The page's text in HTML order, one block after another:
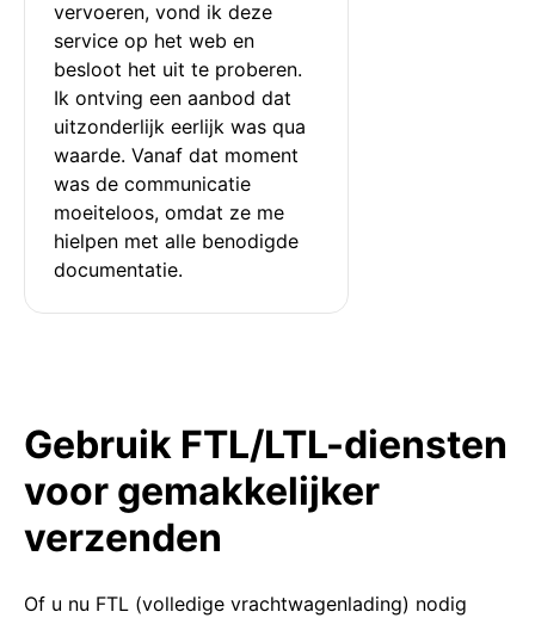
vervoeren, vond ik deze
service op het web en
besloot het uit te proberen.
Ik ontving een aanbod dat
uitzonderlijk eerlijk was qua
waarde. Vanaf dat moment
was de communicatie
moeiteloos, omdat ze me
hielpen met alle benodigde
documentatie.
Gebruik FTL/LTL-diensten
voor gemakkelijker
verzenden
Of u nu FTL (volledige vrachtwagenlading) nodig